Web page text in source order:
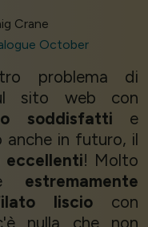
Crane
October
problema di
sito web con
soddisfatti e
anche in futuro, il
eccellenti! Molto
estremamente
lisciocon
nulla che non